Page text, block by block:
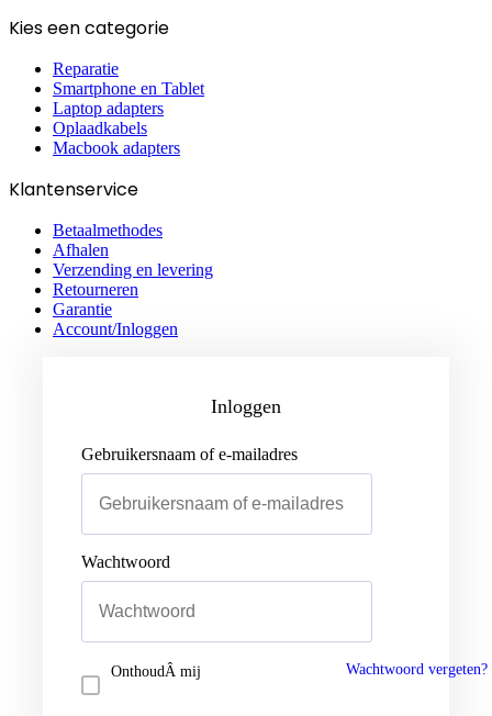
Kies een categorie
Reparatie
Smartphone en Tablet
Laptop adapters
Oplaadkabels
Macbook adapters
Klantenservice
Betaalmethodes
Afhalen
Verzending en levering
Retourneren
Garantie
Account/Inloggen
Gebruikersnaam of e-mailadres
Wachtwoord